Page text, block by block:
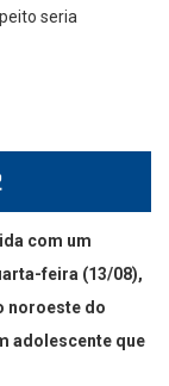
com um
feira (13/08),
noroeste do
adolescente que